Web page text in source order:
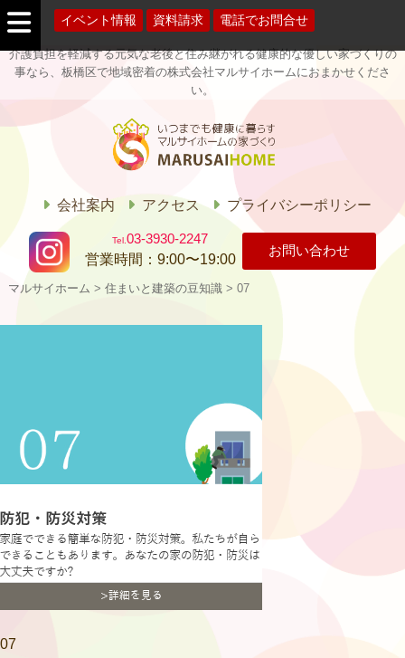
介護負担を軽減する元気な老後と住み継がれる健康的な優しい家づくりの
事なら、板橋区で地域密着の株式会社マルサイホームにおまかせくださ
い。
マルサイホー
会社案内 アクセス プライバシーポリシー
03-3930-2247
営業時間： 9:00〜19:00
お問い合わせ
イベント情報 資料請求 電話でお問合せ
マルサイホーム > 住まいと建築の豆知識 > 07
07